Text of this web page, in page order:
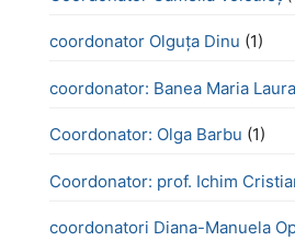
coordonator Olguța Dinu (1)
coordonator: Banea Maria Laura
Coordonator: Olga Barbu (1)
Coordonator: prof. Ichim
coordonatori Diana-Manuela